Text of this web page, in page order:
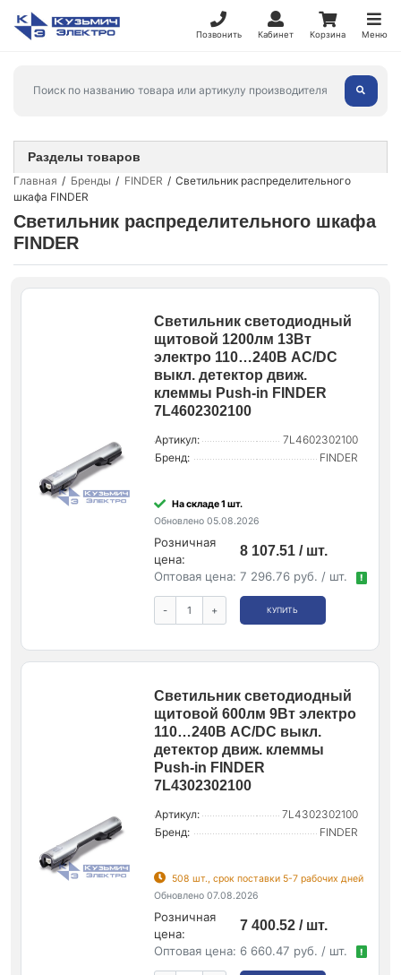
Позвонить Кабинет Корзина Меню
Главная Бренды FINDER
Светильник распределительного
шкафа FINDER
Светильник распределительного шкафа
FINDER
Светильник светодиодный
щитовой 1200лм 13Вт
электро 110…240В AC/DC
выкл. детектор движ.
клеммы Push-in FINDER
7L4602302100
Артикул:
7L4602302100
Бренд:
FINDER
На складе 1 шт.
Обновлено 05.08.2026
Розничная
цена:
8 107.51 / шт.
Оптовая цена: 7 296.76 руб. / шт. !
- + КУПИТЬ
Светильник светодиодный
щитовой 600лм 9Вт электро
110…240В AC/DC выкл.
детектор движ. клеммы
Push-in FINDER
7L4302302100
Артикул:
7L4302302100
Бренд:
FINDER
508 шт., срок поставки 5-7 рабочих дней
Обновлено 07.08.2026
Розничная
цена:
7 400.52 / шт.
Оптовая цена: 6 660.47 руб. / шт. !
Разделы товаров